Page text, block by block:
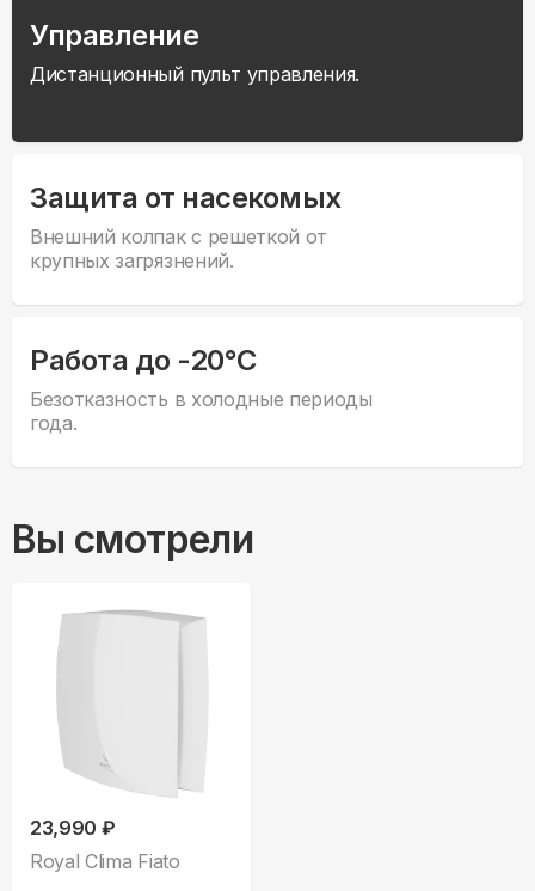
Управление
Дистанционный пульт управления.
Защита от насекомых
Внешний колпак с решеткой от
крупных загрязнений.
Работа до -20°С
Безотказность в холодные периоды
года.
Вы смотрели
23,990 ₽
Royal Clima Fiato